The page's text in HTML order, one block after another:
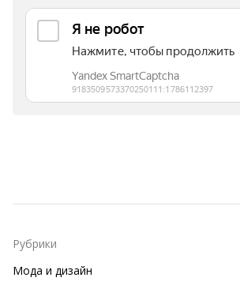
Рубрики
Мода и дизайн